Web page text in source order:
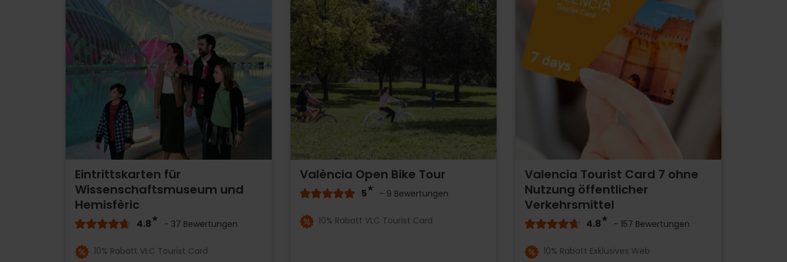
Eintrittskarten für
Wissenschaftsmuseum und
Hemisfèric
4.8 - 37 Bewertungen
10% Rabatt VLC Tourist Card
València Open Bike Tour
5 - 9 Bewertungen
10% Rabatt VLC Tourist Card
Valencia Tourist Card 7 ohne
Nutzung öffentlicher
Verkehrsmittel
4.8 - 157 Bewertungen
10% Rabatt Exklusives Web